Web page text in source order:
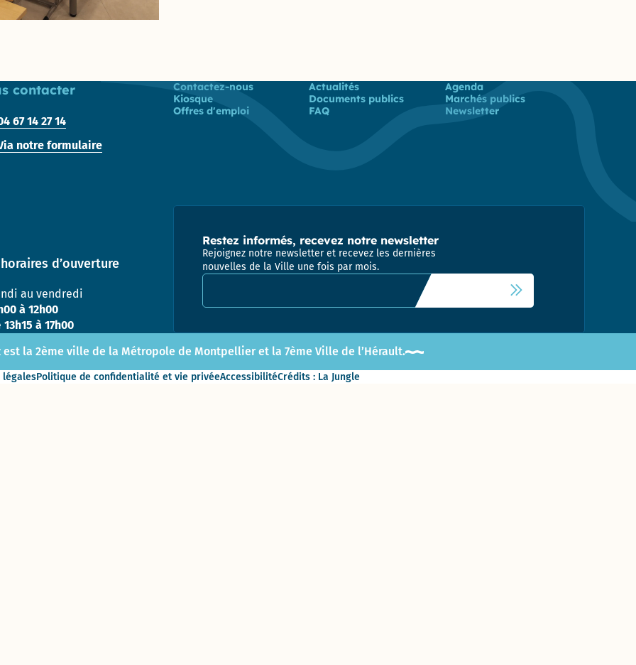
Service
Pôle Relations
Publiques et
contacter
67 14 27 14
notre formulaire
d’ouverture
au vendredi
à 12h00
13h15 à 17h00
Liste des liens utiles
Contactez-nous Actualités
Agenda
Kiosque
Documents publics
Marchés publics
Offres d'emploi
FAQ Newsletter
Restez informés, recevez notre newsletter
Rejoignez notre newsletter et recevez les dernières
nouvelles de la Ville une fois par mois.
Adresse email pour la newsletter
est la 2ème ville de la Métropole de Montpellier et la 7ème Ville de l’Hérault.
légalesPolitique de confidentialité et vie privéeAccessibilitéCrédits : La Jungle